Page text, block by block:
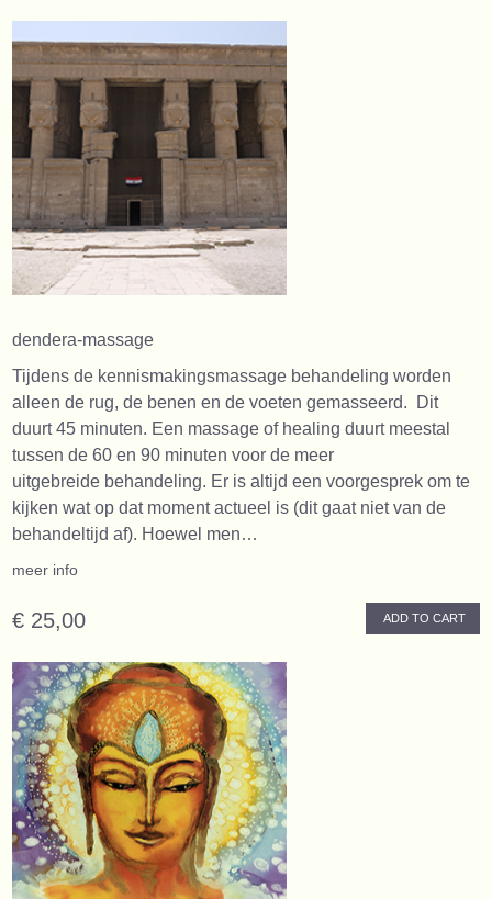
dendera-massage
Tijdens de kennismakingsmassage behandeling worden
alleen de rug, de benen en de voeten gemasseerd. Dit
duurt 45 minuten. Een massage of healing duurt meestal
tussen de 60 en 90 minuten voor de meer
uitgebreide behandeling. Er is altijd een voorgesprek om te
kijken wat op dat moment actueel is (dit gaat niet van de
behandeltijd af). Hoewel men…
meer info
€ 25,00 ADD TO CART